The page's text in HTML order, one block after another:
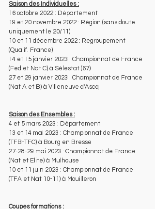
Saison des Individuelles :
16 octobre 2022 : Département
19 et 20 novembre 2022 : Région (sans doute
uniquement le 20/11)
10 et 11 décembre 2022 : Regroupement
(Qualif. France)
14 et 15 janvier 2023 : Championnat de France
(Fed et Nat C) à Sélestat (67)
27 et 29 janvier 2023 : Championnat de France
(Nat A et B) à Villeneuve d'Ascq
Saison des Ensembles :
4 et 5 mars 2023 : Département
13 et 14 mai 2023 : Championnat de France
(TFB-TFC) à Bourg en Bresse
27-28-29 mai 2023 : Championnat de France
(Nat et Elite) à Mulhouse
10 et 11 juin 2023 : Championnat de France
(TFA et Nat 10-11) à Mouilleron
Coupes formations :